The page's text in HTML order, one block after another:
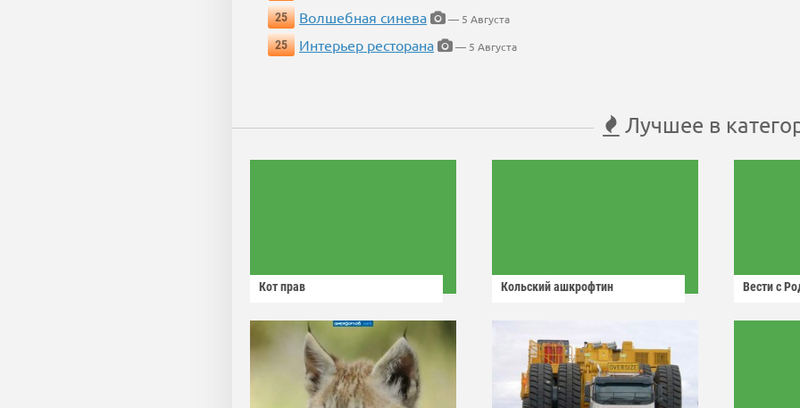
25
Волшебная синева
— 5 Августа
25
Интерьер ресторана — 5 Августа
Лучшее в
Кот прав Кольский ашкрофтин Вести с